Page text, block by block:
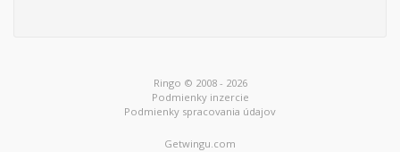
Ringo © 2008 - 2026
Podmienky inzercie
Podmienky spracovania údajov
Getwingu.com